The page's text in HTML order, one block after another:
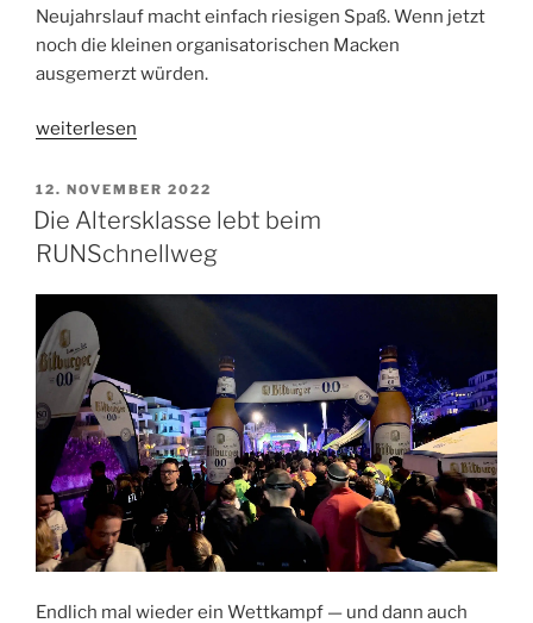
Neujahrslauf macht einfach riesigen Spaß. Wenn jetzt
noch die kleinen organisatorischen Macken
ausgemerzt würden.
„Hier
rund
–
der
Neujahrslauf
in
Dortmund“
weiterlesen
VERÖFFENTLICHT
AM
12. NOVEMBER 2022
Die Altersklasse lebt beim
RUNSchnellweg
Endlich mal wieder ein Wettkampf — und dann auch